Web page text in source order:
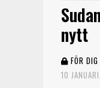
nytt
FÖR
10